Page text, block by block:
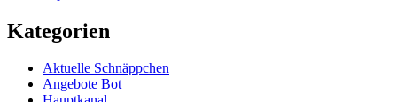
Kategorien
Aktuelle Schnäppchen
Angebote Bot